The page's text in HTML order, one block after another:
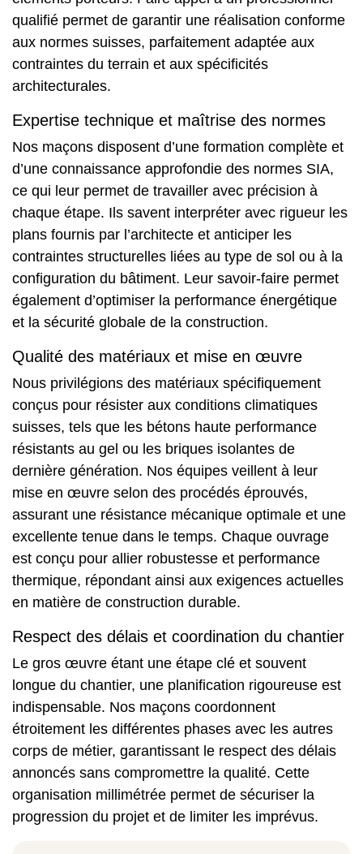
qualifié permet de garantir une réalisation conforme
aux normes suisses, parfaitement adaptée aux
contraintes du terrain et aux spécificités
architecturales.
Expertise technique et maîtrise des normes
Nos maçons disposent d’une formation complète et
d’une connaissance approfondie des normes SIA,
ce qui leur permet de travailler avec précision à
chaque étape. Ils savent interpréter avec rigueur les
plans fournis par l’architecte et anticiper les
contraintes structurelles liées au type de sol ou à la
configuration du bâtiment. Leur savoir-faire permet
également d’optimiser la performance énergétique
et la sécurité globale de la construction.
Qualité des matériaux et mise en œuvre
Nous privilégions des matériaux spécifiquement
conçus pour résister aux conditions climatiques
suisses, tels que les bétons haute performance
résistants au gel ou les briques isolantes de
dernière génération. Nos équipes veillent à leur
mise en œuvre selon des procédés éprouvés,
assurant une résistance mécanique optimale et une
excellente tenue dans le temps. Chaque ouvrage
est conçu pour allier robustesse et performance
thermique, répondant ainsi aux exigences actuelles
en matière de construction durable.
Respect des délais et coordination du chantier
Le gros œuvre étant une étape clé et souvent
longue du chantier, une planification rigoureuse est
indispensable. Nos maçons coordonnent
étroitement les différentes phases avec les autres
corps de métier, garantissant le respect des délais
annoncés sans compromettre la qualité. Cette
organisation millimétrée permet de sécuriser la
progression du projet et de limiter les imprévus.